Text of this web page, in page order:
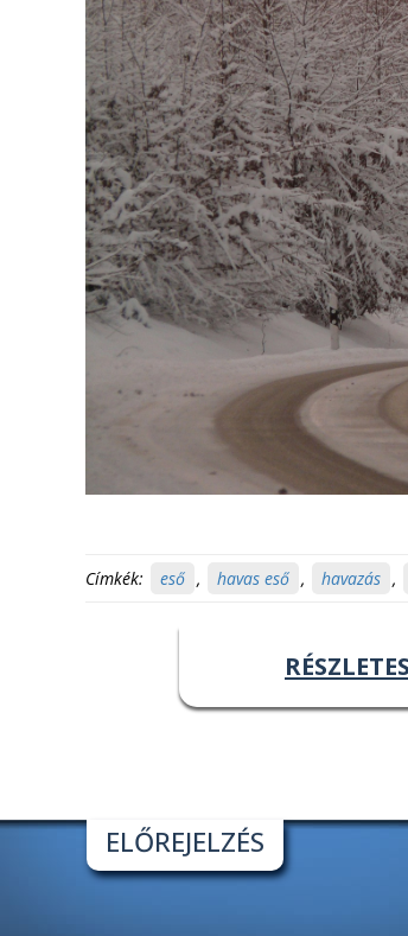
Címkék: eső , havas eső , havazás ,
ELŐREJELZÉS